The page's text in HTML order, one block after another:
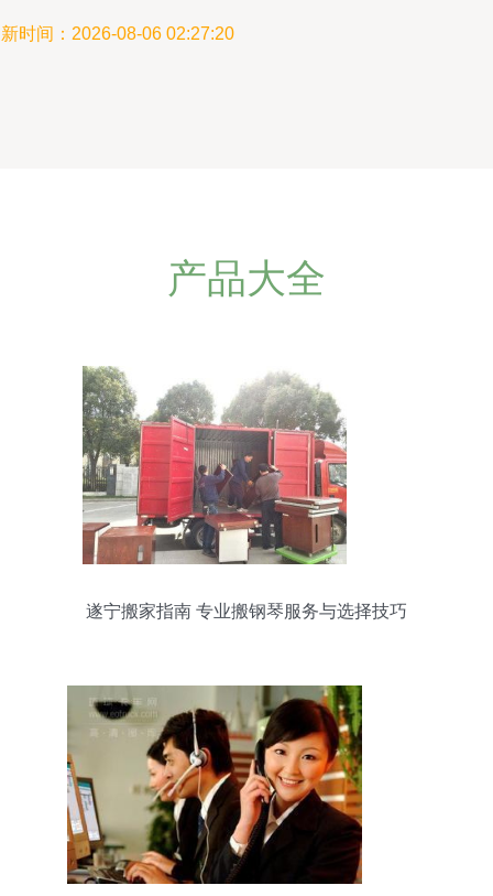
时间：2026-08-06 02:27:20
产品大全
遂宁搬家指南 专业搬钢琴服务与选择技巧